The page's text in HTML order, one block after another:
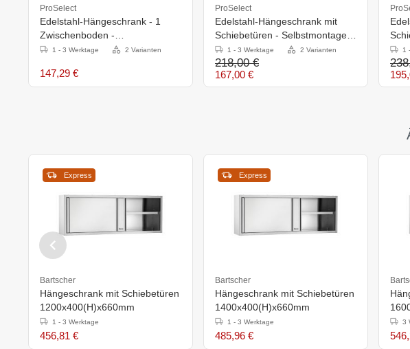
ProSelect
Edelstahl-Hängeschrank - 1
Zwischenboden -
Selbstmontage -
1 - 3 Werktage 2 Varianten
147,29 €
ProSelect
Edelstahl-Hängeschrank mit
Schiebetüren - Selbstmontage -
1000x400x650mm
1 - 3 Werktage 2 Varianten
218,00 €
167,00 €
1
Express
Bartscher
Hängeschrank mit Schiebetüren
1200x400(H)x660mm
1 - 3 Werktage
456,81 €
Express
Bartscher
Hängeschrank mit Schiebetüren
1400x400(H)x660mm
1 - 3 Werktage
485,96 €
3